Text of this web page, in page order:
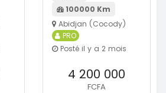
100000 Km
Abidjan (Cocody)
PRO
Posté il y a 2 mois
4 200 000
FCFA